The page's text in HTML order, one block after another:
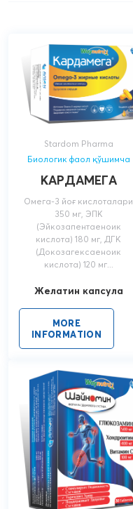
Stardom Pharma
Биологик фаол қўшимча
КАРДАМЕГА
Омега-3 йоғ кислоталари
350 мг, ЭПК
(Эйкозапентаеноик
кислота) 180 мг, ДГК
(Докозагексаеноик
кислота) 120 мг...
Желатин капсула
MORE
INFORMATION